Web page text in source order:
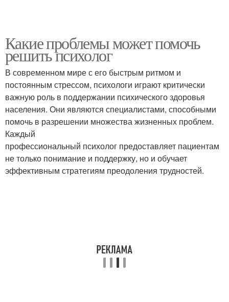
Какие проблемы может помочь
решить психолог
В современном мире с его быстрым ритмом и
постоянным стрессом, психологи играют критически
важную роль в поддержании психического здоровья
населения. Они являются специалистами, способными
помочь в разрешении множества жизненных проблем.
Каждый
профессиональный психолог предоставляет пациентам
не только понимание и поддержку, но и обучает
эффективным стратегиям преодоления трудностей.